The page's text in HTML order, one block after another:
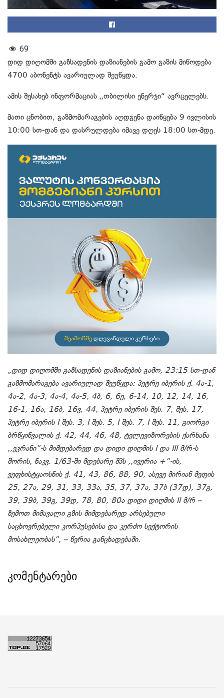
69
დიდ დიღომში გაზსადენის დაზიანების გამო გაზის მიწოდება
4700 აბონენტს ავარიულად შეუწყდა.
ამის შესახებ ინფორმაციას „თბილისი ენერჯი“ ავრცელებს.
მათი ცნობით, გაზმომარაგების აღდგენა დაიწყება 9 ივლისის
10:00 სთ-დან და დასრულდება იმავე დღეს 18:00 სთ-მდე.
„დიდ დიღომში გაზსადენის დაზიანების გამო, 23:15 სთ-დან
გაზმომარაგება ავარიულად შეუწყდა: პეტრე იბერის ქ. 4ა-1,
4ა-2, 4ა-3, 4ა-4, 4ა-5, 4ბ, 6, 6ე, 6-14, 10, 12, 14, 16,
16-1, 16ა, 16ბ, 16ვ, 44, პეტრე იბერის შეს. 7, შეს. 17,
პეტრე იბერის I შეს. 3, I შეს. 5, I შეს. 7, I შეს. 11, გიორგი
ბრწყინვალის ქ. 42, 44, 46, 48, ტელევიზორების ქარხანა
,,ეკრანი”-ს მიმდებარედ და დიდი დიღმის I და III მ/რ-ს
შორის, ნაკვ. 1/63-ში მდებარე შპს ,,ივერია +”-ის,
ვეფხისტყაოსნის ქ. 41, 43, 86, 88, 90, ასევე მირიან მეფის
25, 27ა, 29, 31, 33, 33ა, 35, 37, 37ა, 37ბ (37დ), 37გ,
39, 39ბ, 39გ, 39დ, 78, 80, 80ა დიდი დიღმის II მ/რ –
ზემოთ მიმავალი გზის მიმდებარედ არსებული
საცხოვრებელი კორპუსებისა და კერძო სექტორის
მოსახლეობას”, – წერია განცხადებაში.
კომენტარები